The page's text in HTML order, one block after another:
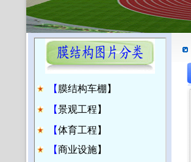
【 膜结构车棚】
【景观工程】
【体育工程】
【商业设施】